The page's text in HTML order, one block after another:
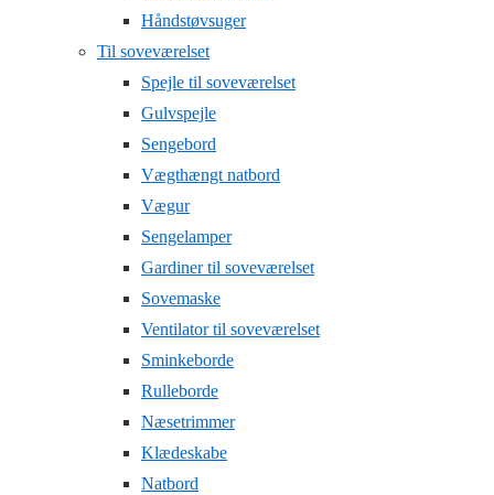
Håndstøvsuger
Til soveværelset
Spejle til soveværelset
Gulvspejle
Sengebord
Vægthængt natbord
Vægur
Sengelamper
Gardiner til soveværelset
Sovemaske
Ventilator til soveværelset
Sminkeborde
Rulleborde
Næsetrimmer
Klædeskabe
Natbord